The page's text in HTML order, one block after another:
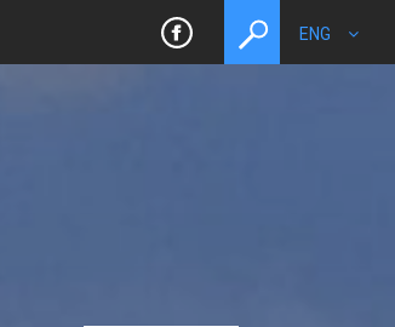
toggle
ENG